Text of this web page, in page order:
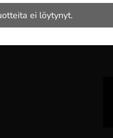
ei löytynyt.